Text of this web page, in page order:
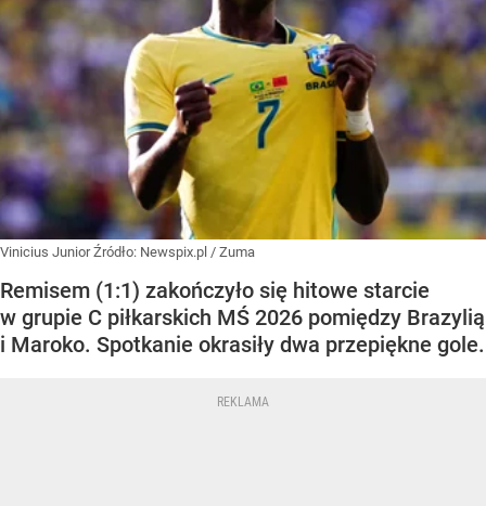
Vinicius JuniorŹródło: Newspix.pl / Zuma
Remisem (1:1) zakończyło się hitowe starcie
w grupie C piłkarskich MŚ 2026 pomiędzy Brazylią
i Maroko. Spotkanie okrasiły dwa przepiękne gole.